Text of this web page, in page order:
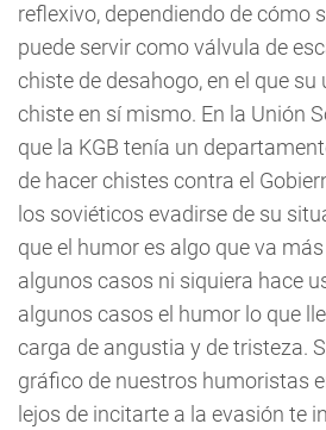
reflexivo, dependiendo de cómo
puede servir como válvula de
chiste de desahogo, en el que su
chiste en sí mismo. En la Unión
que la KGB tenía un
de hacer chistes contra el
los soviéticos evadirse de su
que el humor es algo que va
algunos casos ni siquiera hace
algunos casos el humor lo que
carga de angustia y de tristeza.
gráfico de nuestros humoristas
lejos de incitarte a la evasión te